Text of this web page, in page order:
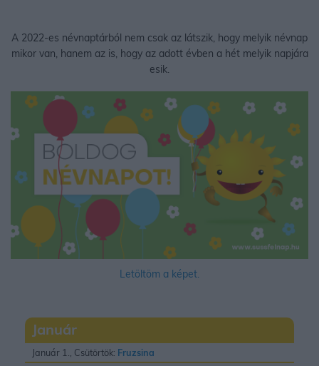
A 2022-es névnaptárból nem csak az látszik, hogy melyik névnap
mikor van, hanem az is, hogy az adott évben a hét melyik napjára
esik.
Letöltöm a képet.
Január
Január 1., Csütörtök: Fruzsina